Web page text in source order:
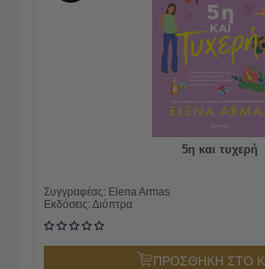
5η και τυχερή
Συγγραφέας: Elena Armas
Εκδόσεις: Διόπτρα
ΠΡΟΣΘΗΚΗ ΣΤΟ